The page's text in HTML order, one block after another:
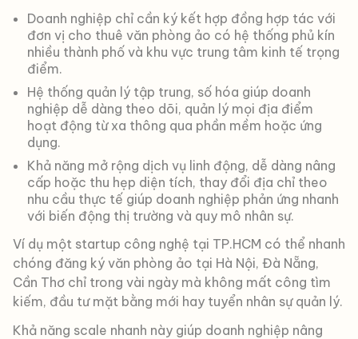
Doanh nghiệp chỉ cần ký kết hợp đồng hợp tác với
đơn vị cho thuê văn phòng ảo có hệ thống phủ kín
nhiều thành phố và khu vực trung tâm kinh tế trọng
điểm.
Hệ thống quản lý tập trung, số hóa giúp doanh
nghiệp dễ dàng theo dõi, quản lý mọi địa điểm
hoạt động từ xa thông qua phần mềm hoặc ứng
dụng.
Khả năng mở rộng dịch vụ linh động, dễ dàng nâng
cấp hoặc thu hẹp diện tích, thay đổi địa chỉ theo
nhu cầu thực tế giúp doanh nghiệp phản ứng nhanh
với biến động thị trường và quy mô nhân sự.
Ví dụ một startup công nghệ tại TP.HCM có thể nhanh
chóng đăng ký văn phòng ảo tại Hà Nội, Đà Nẵng,
Cần Thơ chỉ trong vài ngày mà không mất công tìm
kiếm, đầu tư mặt bằng mới hay tuyển nhân sự quản lý.
Khả năng scale nhanh này giúp doanh nghiệp nâng